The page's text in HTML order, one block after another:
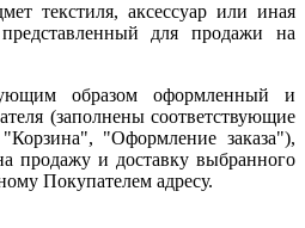
текстиля, аксессуар или иная
для продажи на
образом оформленный и
(заполнены соответствующие
"Оформление заказа"),
продажу и доставку выбранного
Покупателем адресу.